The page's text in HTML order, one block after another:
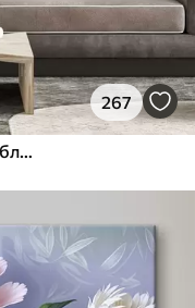
267
Пеалістичні естетичні камені, оздоблення будинку, природне освітлення